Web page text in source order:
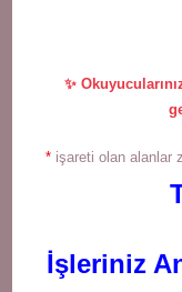
✨
* işareti olan alanlar
İşleriniz